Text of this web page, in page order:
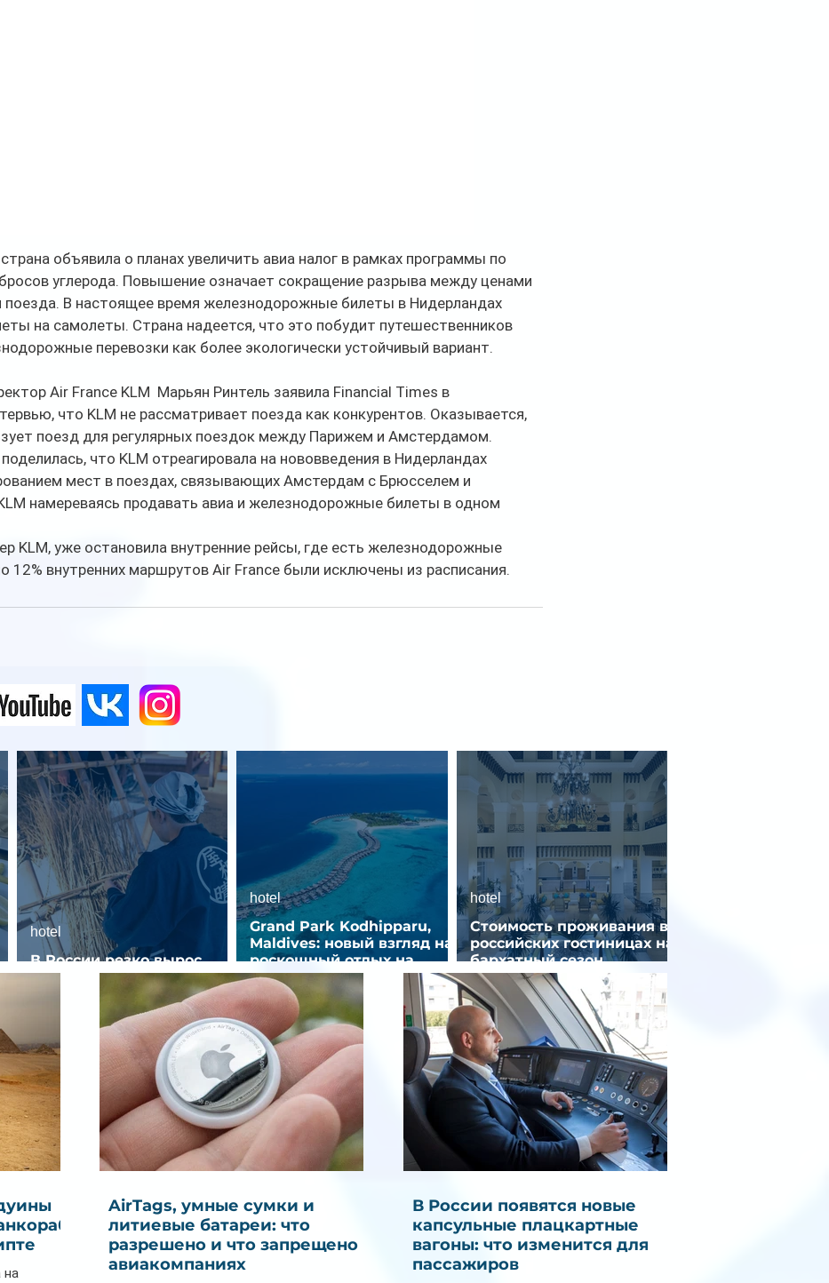
объявила о планах увеличить авиа налог в рамках программы по
углерода. Повышение означает сокращение разрыва между ценами
поезда. В настоящее время железнодорожные билеты в Нидерландах
на самолеты. Страна надеется, что это побудит путешественников
перевозки как более экологически устойчивый вариант.
Air France KLM  Марьян Ринтель заявила Financial Times в
что KLM не рассматривает поезда как конкурентов. Оказывается,
поезд для регулярных поездок между Парижем и Амстердамом.
что KLM отреагировала на нововведения в Нидерландах
мест в поездах, связывающих Амстердам с Брюсселем и
намереваясь продавать авиа и железнодорожные билеты в одном
KLM, уже остановила внутренние рейсы, где есть железнодорожные
12% внутренних маршрутов Air France были исключены из расписания.
В России резко вырос
спрос на отели без звезд
hotel
Grand Park Kodhipparu,
Maldives: новый взгляд на
роскошный отдых на
Мальдивах
hotel
Стоимость проживания в
российских гостиницах на
бархатный сезон
снизилась на 9%
hotel
на
AirTags, умные сумки и
литиевые батареи: что
разрешено и что запрещено в
авиакомпаниях
В России появятся новые
капсульные плацкартные
вагоны: что изменится для
пассажиров